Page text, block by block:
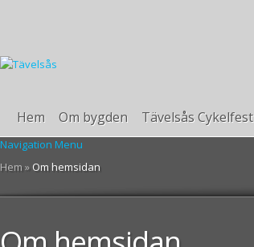
Hem Om bygden Tävelsås Cykelfest
Navigation Menu
Hem » Om hemsidan